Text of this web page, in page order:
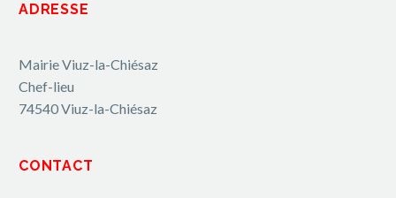
ADRESSE
Mairie Viuz-la-Chiésaz
Chef-lieu
74540 Viuz-la-Chiésaz
CONTACT